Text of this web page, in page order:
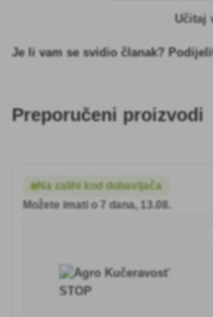
Učitaj
Je li vam se svidio članak?
Preporučeni proizvodi
Na zalihi kod dobavljača
Možete imati o 7 dana, 13.08.